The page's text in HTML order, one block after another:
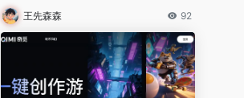
王先森森 92